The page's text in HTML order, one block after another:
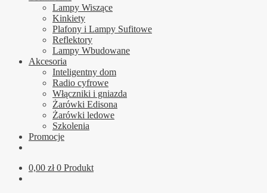
Lampy Wiszące
Kinkiety
Plafony i Lampy Sufitowe
Reflektory
Lampy Wbudowane
Akcesoria
Inteligentny dom
Radio cyfrowe
Włączniki i gniazda
Żarówki Edisona
Żarówki ledowe
Szkolenia
Promocje
0,00 zł 0 Produkt